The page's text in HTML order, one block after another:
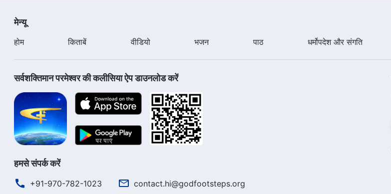
मेन्यू
होम किताबें वीडियो भजन पाठ धर्मोपदेश और संगति
सर्वशक्तिमान परमेश्वर की कलीसिया ऐप डाउनलोड करें
हमसे संपर्क करें
+91-970-782-1023 contact.hi@godfootsteps.org